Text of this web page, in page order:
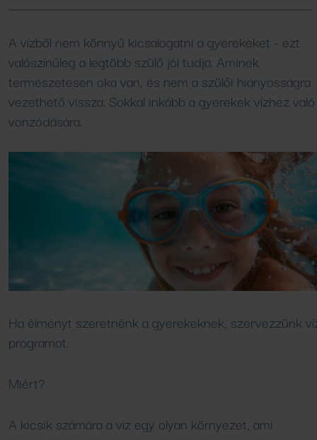
Szaunavilág
Szaunaszeánszok
VENDÉGLÁTÁS
Vendéglátóhelyeink
Naturkozmetikumok
A vízből nem könnyű kicsalogatni a gyerekeket - ezt
valószínűleg a legtöbb szülő jól tudja. Aminek
természetesen oka van, és nem a szülői hiányosságra
vezethető vissza. Sokkal inkább a gyerekek vízhez való
vonzódására.
Ha élményt szeretnénk a gyerekeknek, szervezzünk
programot.
Miért?
A kicsik számára a víz egy olyan környezet, ami